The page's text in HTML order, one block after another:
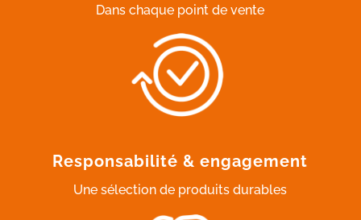
Dans chaque point de vente
Responsabilité & engagement
Une sélection de produits durables